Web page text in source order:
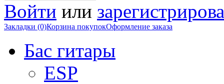
Войти или
Закладки (0)Корзина покупокОформление заказа
Бас гитары
ESP